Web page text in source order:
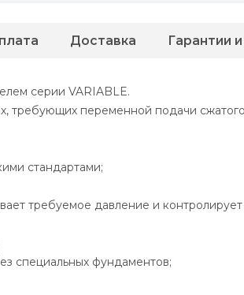
серии VARIABLE.
требующих переменной подачи
стандартами;
требуемое давление и
специальных фундаментов;
Доставка Гарантии